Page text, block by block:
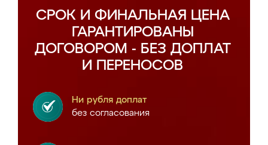
СРОК И ФИНАЛЬНАЯ ЦЕНА
ГАРАНТИРОВАНЫ
ДОГОВОРОМ - БЕЗ ДОПЛАТ
И ПЕРЕНОСОВ
Ни рубля доплат
без согласования